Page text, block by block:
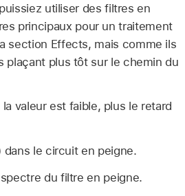
utiliser des filtres en
principaux pour un traitement
section Effects, mais comme ils
plaçant plus tôt sur le chemin du
valeur est faible, plus le retard
le circuit en peigne.
du filtre en peigne.